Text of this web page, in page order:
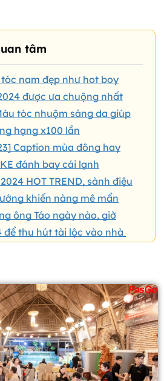
tâm
tóc nam đẹp như hot boy
được ưa chuộng nhất
tóc nhuộm sáng da giúp
hạng x100 lần
Caption mùa đông hay
đánh bay cái lạnh
HOT TREND, sành điệu
khiến nàng mê mẩn
ông Táo ngày nào, giờ
để thu hút tài lộc vào nhà